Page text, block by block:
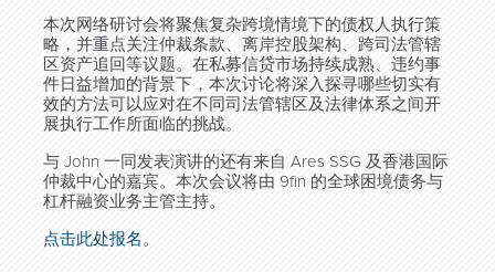
本次网络研讨会将聚焦复杂跨境情境下的债权人执行策
略，并重点关注仲裁条款、离岸控股架构、跨司法管辖
区资产追回等议题。在私募信贷市场持续成熟、违约事
件日益增加的背景下，本次讨论将深入探寻哪些切实有
效的方法可以应对在不同司法管辖区及法律体系之间开
展执行工作所面临的挑战。
与 John 一同发表演讲的还有来自 Ares SSG 及香港国际
仲裁中心的嘉宾。本次会议将由 9fin 的全球困境债务与
杠杆融资业务主管主持。
点击此处报名。